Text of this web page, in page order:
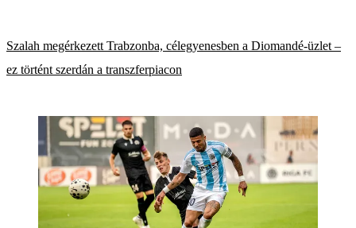
Szalah megérkezett Trabzonba, célegyenesben a Diomandé-üzlet –
ez történt szerdán a transzferpiacon